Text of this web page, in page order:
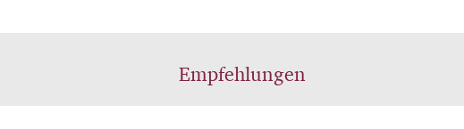
Empfehlungen